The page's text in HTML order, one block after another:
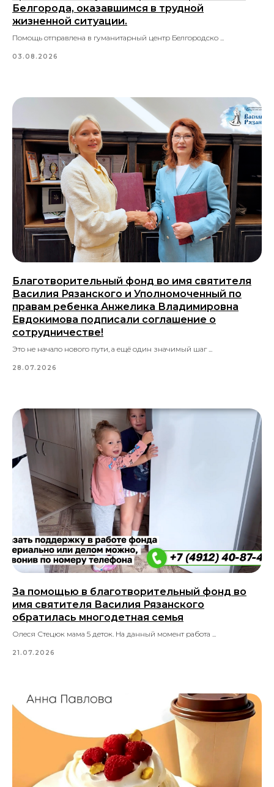
Белгорода, оказавшимся в трудной
жизненной ситуации.
Помощь отправлена в гуманитарный центр Белгородско ...
03.08.2026
Благотворительный фонд во имя святителя
Василия Рязанского и Уполномоченный по
правам ребенка Анжелика Владимировна
Евдокимова подписали соглашение о
сотрудничестве!
Это не начало нового пути, а ещё один значимый шаг ...
28.07.2026
За помощью в благотворительный фонд во
имя святителя Василия Рязанского
обратилась многодетная семья
Олеся Стецюк мама 5 деток. На данный момент работа ...
21.07.2026